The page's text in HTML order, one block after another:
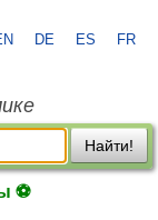
DE ES FR
Найти!
⚽